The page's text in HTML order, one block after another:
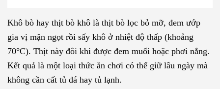
Khô bò hay thịt bò khô là thịt bò lọc bỏ mỡ, đem ướp
gia vị mặn ngọt rồi sấy khô ở nhiệt độ thấp (khoảng
70°C). Thịt này đôi khi được đem muối hoặc phơi nắng.
Kết quả là một loại thức ăn chơi có thể giữ lâu ngày mà
không cần cất tủ đá hay tủ lạnh.